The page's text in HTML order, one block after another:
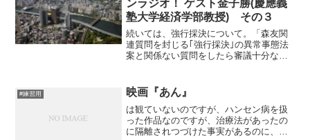
ンラジオ！ ゲスト金子勝(慶應義
塾大学経済学部教授) その３
続いては、強行採決について。「森友関
連質問を封じる｢強行採決｣の異常事態法
案と関係ない質問をしたら審議十分なの
ね。「日米疑惑同盟は恥だよね」政権の
腐敗を「戦争でごまかす」...
#練習用 映画『あん』
は観ていないのですが、ハンセン病を扱
った作品なのですが、治療法があったの
に隔離されつづけた事実があるのに、映